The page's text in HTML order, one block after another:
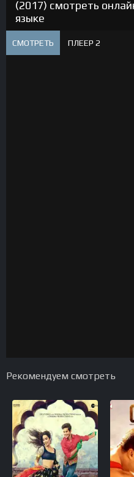
(2017) смотреть
языке
СМОТРЕТЬ ПЛЕЕР 2
Рекомендуем смотреть